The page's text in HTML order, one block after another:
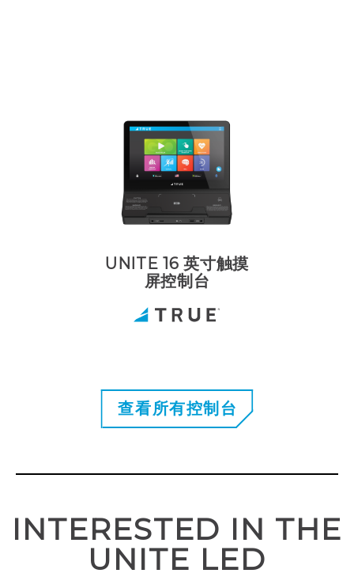
UNITE 16 英寸触摸
屏控制台
查看所有控制台
INTERESTED IN THE
UNITE LED